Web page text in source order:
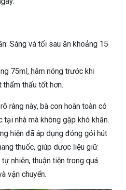
Sáng và tối sau ăn khoảng 15
75ml, hâm nóng trước khi
thấu tốt hơn.
ràng này, bà con hoàn toàn có
nhà mà không gặp khó khăn.
hiện đã áp dụng đóng gói hút
thuốc, giúp dược liệu giữ
nhiên, thuận tiện trong quá
vận chuyển.